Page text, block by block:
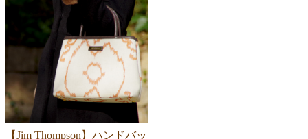
【Jim Thompson】ハンドバッ